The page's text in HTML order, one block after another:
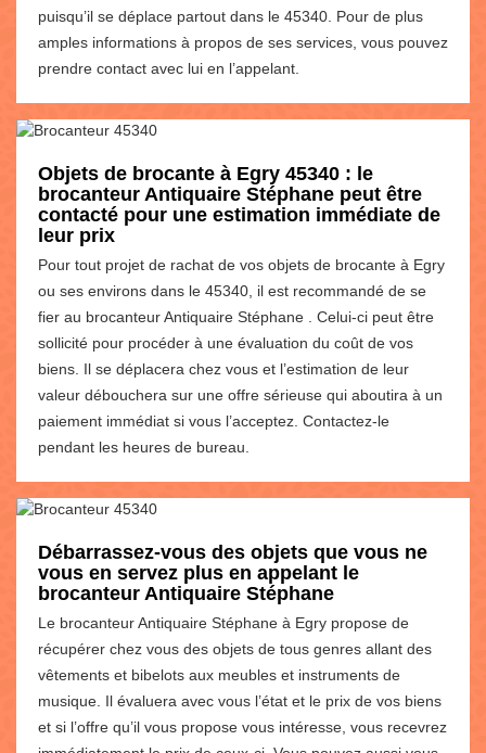
puisqu’il se déplace partout dans le 45340. Pour de plus
amples informations à propos de ses services, vous pouvez
prendre contact avec lui en l’appelant.
Objets de brocante à Egry 45340 : le
brocanteur Antiquaire Stéphane peut être
contacté pour une estimation immédiate de
leur prix
Pour tout projet de rachat de vos objets de brocante à Egry
ou ses environs dans le 45340, il est recommandé de se
fier au brocanteur Antiquaire Stéphane . Celui-ci peut être
sollicité pour procéder à une évaluation du coût de vos
biens. Il se déplacera chez vous et l’estimation de leur
valeur débouchera sur une offre sérieuse qui aboutira à un
paiement immédiat si vous l’acceptez. Contactez-le
pendant les heures de bureau.
Débarrassez-vous des objets que vous ne
vous en servez plus en appelant le
brocanteur Antiquaire Stéphane
Le brocanteur Antiquaire Stéphane à Egry propose de
récupérer chez vous des objets de tous genres allant des
vêtements et bibelots aux meubles et instruments de
musique. Il évaluera avec vous l’état et le prix de vos biens
et si l’offre qu’il vous propose vous intéresse, vous recevrez